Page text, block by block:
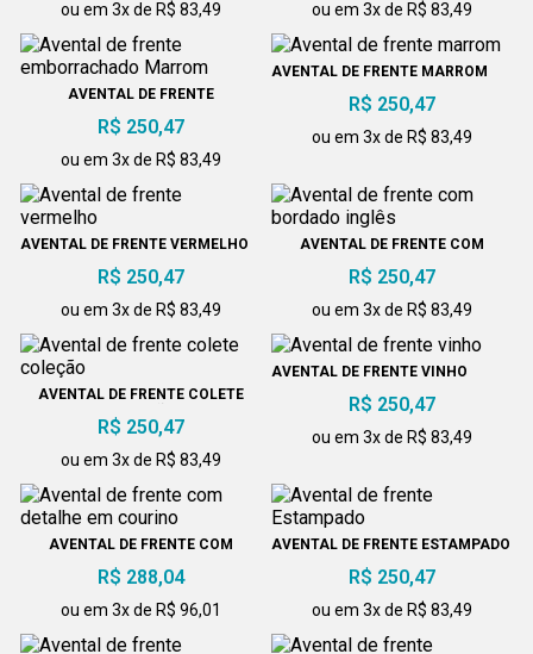
ou em 3x de R$ 83,49 ou em 3x de R$ 83,49
AVENTAL DE FRENTE
EMBORRACHADO MARROM
R$ 250,47
ou em 3x de R$ 83,49
AVENTAL DE FRENTE MARROM
R$ 250,47
ou em 3x de R$ 83,49
AVENTAL DE FRENTE VERMELHO
R$ 250,47
ou em 3x de R$ 83,49
AVENTAL DE FRENTE COM
BORDADO INGLÊS
R$ 250,47
ou em 3x de R$ 83,49
AVENTAL DE FRENTE COLETE
COLEÇÃO
R$ 250,47
ou em 3x de R$ 83,49
AVENTAL DE FRENTE VINHO
R$ 250,47
ou em 3x de R$ 83,49
AVENTAL DE FRENTE COM
DETALHE EM COURINO
R$ 288,04
ou em 3x de R$ 96,01
AVENTAL DE FRENTE ESTAMPADO
R$ 250,47
ou em 3x de R$ 83,49